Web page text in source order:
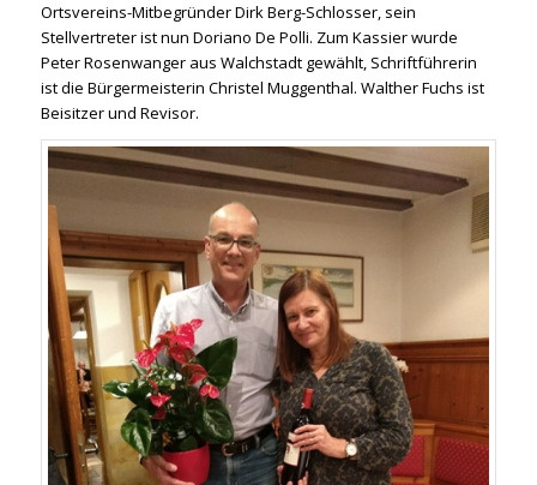
Ortsvereins-Mitbegründer Dirk Berg-Schlosser, sein
Stellvertreter ist nun Doriano De Polli. Zum Kassier wurde
Peter Rosenwanger aus Walchstadt gewählt, Schriftführerin
ist die Bürgermeisterin Christel Muggenthal. Walther Fuchs ist
Beisitzer und Revisor.